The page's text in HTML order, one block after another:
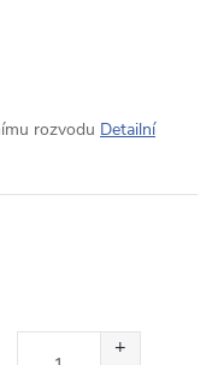
rozvodu Detailní